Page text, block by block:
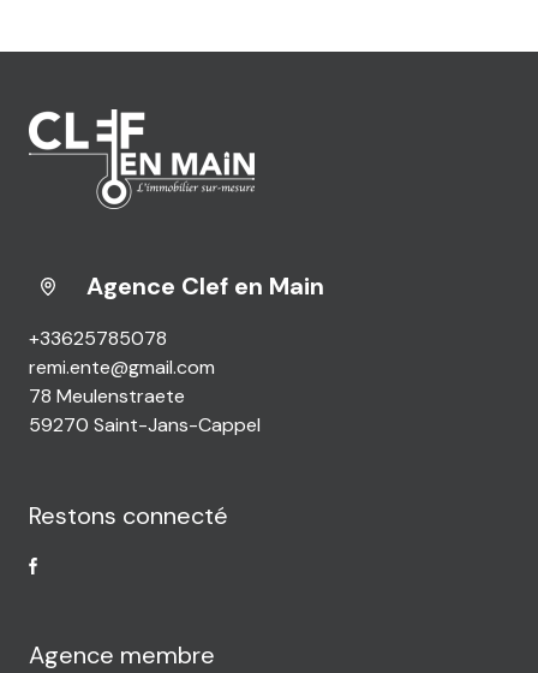
Agence Clef en Main
+33625785078
remi.ente@gmail.com
78 Meulenstraete
59270 Saint-Jans-Cappel
Restons connecté
Agence membre